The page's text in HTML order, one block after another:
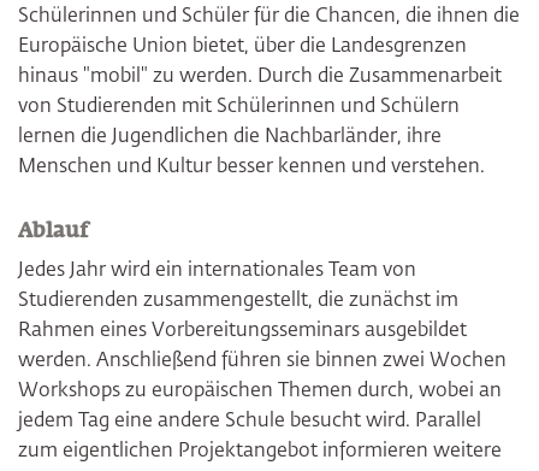
Schülerinnen und Schüler für die Chancen, die ihnen die
Europäische Union bietet, über die Landesgrenzen
hinaus "mobil" zu werden. Durch die Zusammenarbeit
von Studierenden mit Schülerinnen und Schülern
lernen die Jugendlichen die Nachbarländer, ihre
Menschen und Kultur besser kennen und verstehen.
Ablauf
Jedes Jahr wird ein internationales Team von
Studierenden zusammengestellt, die zunächst im
Rahmen eines Vorbereitungsseminars ausgebildet
werden. Anschließend führen sie binnen zwei Wochen
Workshops zu europäischen Themen durch, wobei an
jedem Tag eine andere Schule besucht wird. Parallel
zum eigentlichen Projektangebot informieren weitere